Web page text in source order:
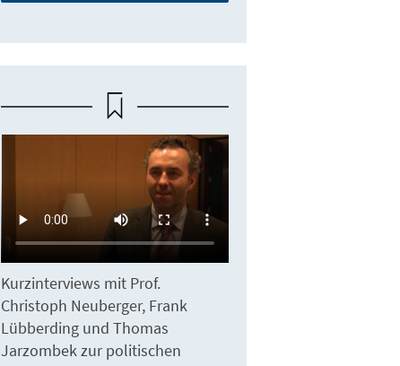
Kurzinterviews mit Prof.
Christoph Neuberger, Frank
Lübberding und Thomas
Jarzombek zur politischen